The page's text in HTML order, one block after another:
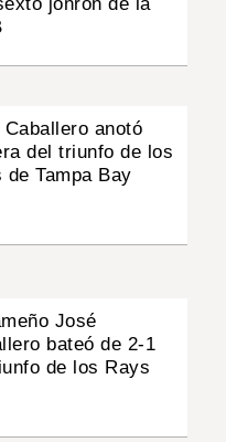
anotó
del triunfo de los
de Tampa Bay
José
bateó de 2-1
de los Rays